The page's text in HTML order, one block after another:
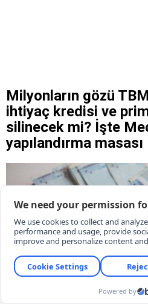
Milyonların gözü
ihtiyaç kredisi ve
silinecek mi? İşte
yapılandırma masası